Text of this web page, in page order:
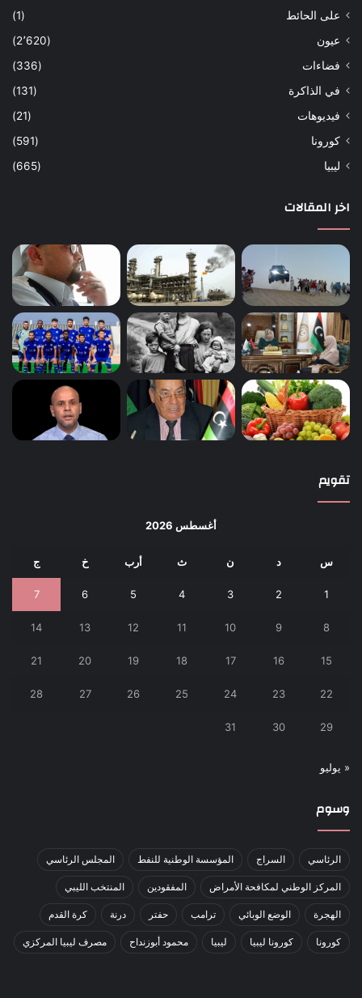
على الحائط
(1)
عيون
(2٬620)
فضاءات
(336)
في الذاكرة
(131)
فيديوهات
(21)
كورونا
(591)
ليبيا
(665)
اخر المقالات
تقويم
أغسطس 2026
س د ن ث أرب خ ج
1
2
3
4
5
6
7
8
9
10
11
12
13
14
15
16
17
18
19
20
21
22
23
24
25
26
27
28
29
30
31
« يوليو
وسوم
الرئاسي السراج المؤسسة الوطنية للنفط المجلس الرئاسي
المركز الوطني لمكافحة الأمراض المفقودين المنتخب الليبي
الهجرة الوضع الوبائي ترامب حفتر درنة كرة القدم
كورونا كورونا ليبيا ليبيا محمود أبوزنداح مصرف ليبيا المركزي